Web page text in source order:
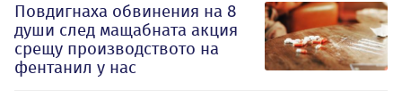
Повдигнаха обвинения на 8
души след мащабната акция
срещу производството на
фентанил у нас